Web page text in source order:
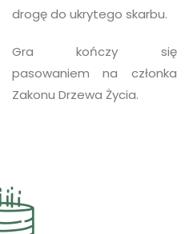
drogę do ukrytego skarbu.
Gra kończy się
pasowaniem na członka
Zakonu Drzewa Życia.